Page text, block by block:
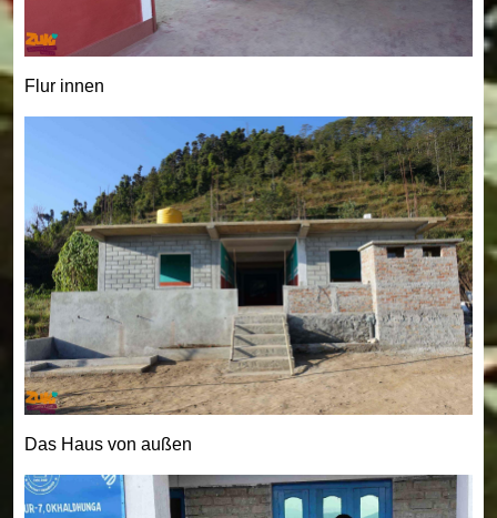
Flur innen
Das Haus von außen